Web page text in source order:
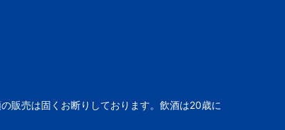
販売は固くお断りしております。飲酒は20歳に